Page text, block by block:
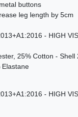
buttons
leg length by 5cm
- HIGH
25% Cotton - Shell
Elastane
- HIGH